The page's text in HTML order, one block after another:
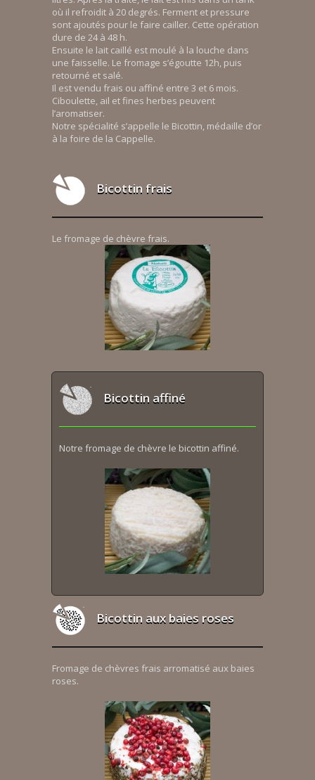
où il refroidit à 20 degrés. Ferment et pressure
sont ajoutés pour le faire cailler. Cette opération
dure de 24 à 48 h.
Ensuite le lait caillé est moulé à la louche dans
une faisselle. Le fromage s’égoutte 12h, puis
retourné et salé.
Il est vendu frais ou affiné entre 3 et 6 mois.
Ciboulette, ail et fines herbes peuvent
l’aromatiser.
Notre spécialité s’appelle le Bicottin, médaille d’or
à la foire de la Cappelle.
Bicottin frais
Le fromage de chèvre frais.
Bicottin affiné
Notre fromage de chèvre le bicottin affiné.
Bicottin aux baies roses
Fromage de chèvres frais arromatisé aux baies
roses.